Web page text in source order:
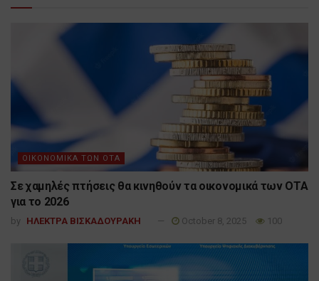
ΟΙΚΟΝΟΜΙΚΑ ΤΩΝ ΟΤΑ
Σε χαμηλές πτήσεις θα κινηθούν τα οικονομικά των ΟΤΑ
για το 2026
by ΗΛΕΚΤΡΑ ΒΙΣΚΑΔΟΥΡΑΚΗ October 8, 2025 100